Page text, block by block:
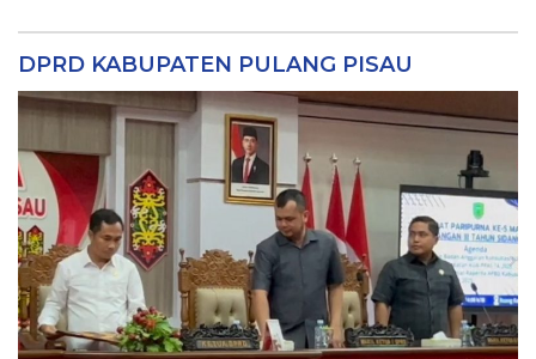
DPRD KABUPATEN PULANG PISAU